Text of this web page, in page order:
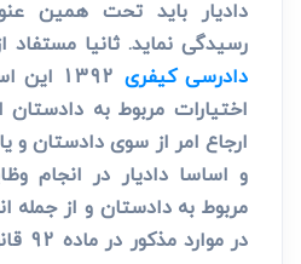
دادیار باید تحت همین
رسیدگی نماید. ثانیا مستفاد از
دادرسی کیفری
1392
اختیارات مربوط به
ارجاع امر از سوی دادستان
و اساسا دادیار در انجام
مربوط به دادستان و از جمله
در